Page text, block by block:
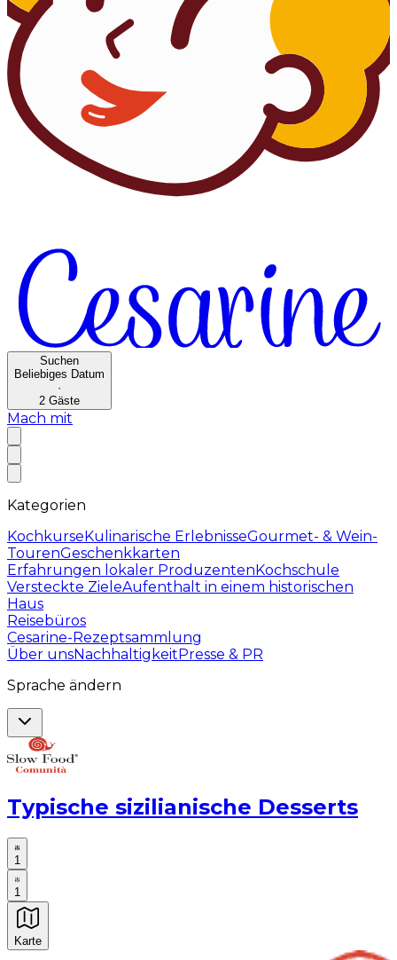
Suchen
Beliebiges Datum
·
2 Gäste
Mach mit
Kategorien
KochkurseKulinarische ErlebnisseGourmet- & Wein-
TourenGeschenkkarten
Erfahrungen lokaler ProduzentenKochschule
Versteckte ZieleAufenthalt in einem historischen
Haus
Reisebüros
Cesarine-Rezeptsammlung
Über unsNachhaltigkeitPresse & PR
Sprache ändern
Typische sizilianische Desserts
1
1
Karte